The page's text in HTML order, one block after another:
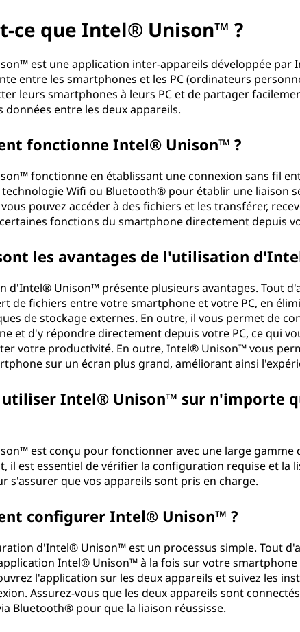
ce que Intel® Unison™ ?
est une application inter-appareils développée
entre les smartphones et les PC (ordinateurs
leurs smartphones à leurs PC et de partager
données entre les deux appareils.
fonctionne Intel® Unison™ ?
fonctionne en établissant une connexion sans fil
Wifi ou Bluetooth® pour établir une liaison
pouvez accéder à des fichiers et les transférer,
fonctions du smartphone directement depuis
les avantages de l'utilisation
d'Intel® Unison™ présente plusieurs avantages. Tout
de fichiers entre votre smartphone et votre PC, en
de stockage externes. En outre, il vous permet de
et d'y répondre directement depuis votre PC, ce qui
votre productivité. En outre, Intel® Unison™ vous
sur un écran plus grand, améliorant ainsi
utiliser Intel® Unison™ sur n'importe
est conçu pour fonctionner avec une large gamme
il est essentiel de vérifier la configuration requise et la
s'assurer que vos appareils sont pris en charge.
configurer Intel® Unison™ ?
d'Intel® Unison™ est un processus simple. Tout
Intel® Unison™ à la fois sur votre smartphone
l'application sur les deux appareils et suivez les
Assurez-vous que les deux appareils sont
Bluetooth® pour que la liaison réussisse.